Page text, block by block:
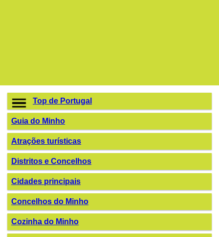
Top de Portugal
Guia do Minho
Atrações turísticas
Distritos e Concelhos
Cidades principais
Concelhos do Minho
Cozinha do Minho